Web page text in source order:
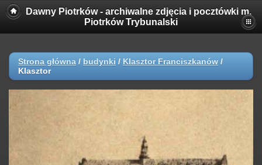
Dawny Piotrków - archiwalne zdjęcia i pocztówki m.
Piotrków Trybunalski
Strona główna / budynki / Klasztor Franciszkanów /
Klasztor